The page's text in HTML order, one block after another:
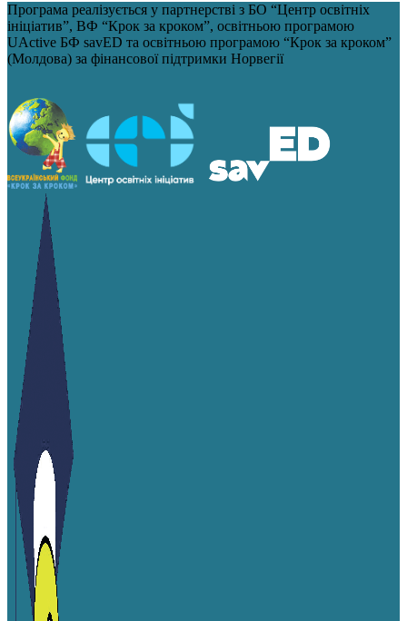
Програма реалізується у партнерстві з БО “Центр освітніх
ініціатив”, ВФ “Крок за кроком”, освітньою програмою
UActive БФ savED та освітньою програмою “Крок за кроком”
(Молдова) за фінансової підтримки Норвегії